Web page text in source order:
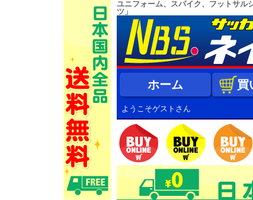
ユニフォーム、スパイク、フットサル
ツ」
ホーム 買
ようこそゲストさん